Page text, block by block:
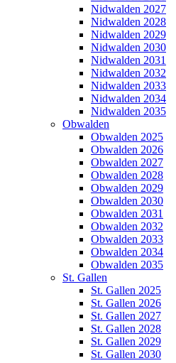
Nidwalden 2027
Nidwalden 2028
Nidwalden 2029
Nidwalden 2030
Nidwalden 2031
Nidwalden 2032
Nidwalden 2033
Nidwalden 2034
Nidwalden 2035
Obwalden
Obwalden 2025
Obwalden 2026
Obwalden 2027
Obwalden 2028
Obwalden 2029
Obwalden 2030
Obwalden 2031
Obwalden 2032
Obwalden 2033
Obwalden 2034
Obwalden 2035
St. Gallen
St. Gallen 2025
St. Gallen 2026
St. Gallen 2027
St. Gallen 2028
St. Gallen 2029
St. Gallen 2030